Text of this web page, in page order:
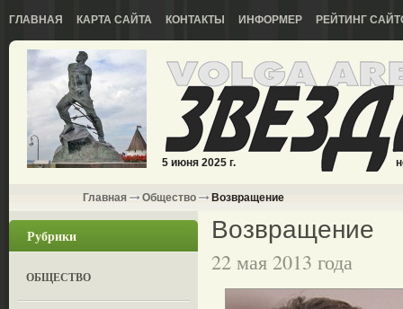
ГЛАВНАЯ КАРТА САЙТА КОНТАКТЫ ИНФОРМЕР РЕЙТИНГ
5 июня 2025 г.
Главная Общество Возвращение
Рубрики
ОБЩЕСТВО
Возвращение
22 мая 2013 года